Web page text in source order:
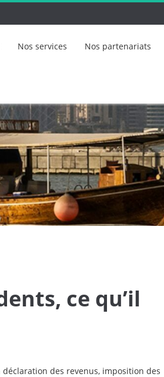
Nos services Nos partenariats
ce qu’il
des revenus, imposition des